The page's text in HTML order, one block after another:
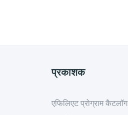
प्रकाशक
एफिलिएट प्रोग्राम कैटलॉग